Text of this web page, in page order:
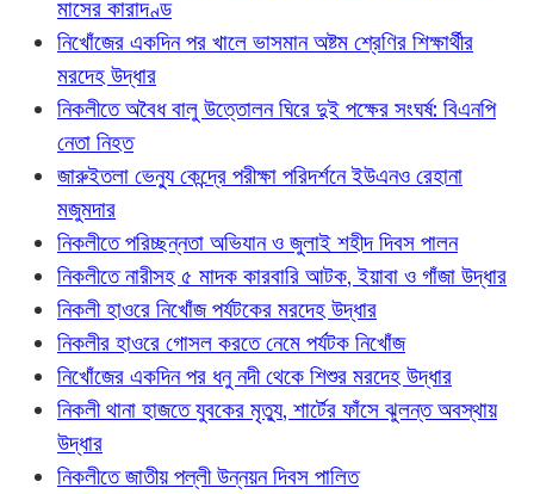
মাসের কারাদণ্ড
নিখোঁজের একদিন পর খালে ভাসমান অষ্টম শ্রেণির শিক্ষার্থীর
মরদেহ উদ্ধার
নিকলীতে অবৈধ বালু উত্তোলন ঘিরে দুই পক্ষের সংঘর্ষ: বিএনপি
নেতা নিহত
জারুইতলা ভেন্যু কেন্দ্রে পরীক্ষা পরিদর্শনে ইউএনও রেহানা
মজুমদার
নিকলীতে পরিচ্ছন্নতা অভিযান ও জুলাই শহীদ দিবস পালন
নিকলীতে নারীসহ ৫ মাদক কারবারি আটক, ইয়াবা ও গাঁজা উদ্ধার
নিকলী হাওরে নিখোঁজ পর্যটকের মরদেহ উদ্ধার
নিকলীর হাওরে গোসল করতে নেমে পর্যটক নিখোঁজ
নিখোঁজের একদিন পর ধনু নদী থেকে শিশুর মরদেহ উদ্ধার
নিকলী থানা হাজতে যুবকের মৃত্যু, শার্টের ফাঁসে ঝুলন্ত অবস্থায়
উদ্ধার
নিকলীতে জাতীয় পল্লী উন্নয়ন দিবস পালিত